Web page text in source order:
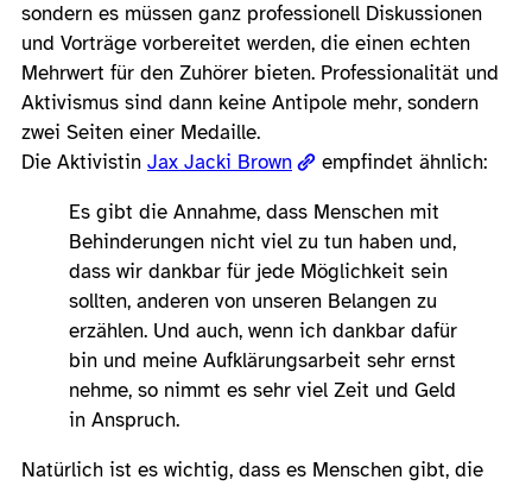
sondern es müssen ganz professionell Diskussionen
und Vorträge vorbereitet werden, die einen echten
Mehrwert für den Zuhörer bieten. Professionalität und
Aktivismus sind dann keine Antipole mehr, sondern
zwei Seiten einer Medaille.
Die Aktivistin Jax Jacki Brown
empfindet ähnlich:
Es gibt die Annahme, dass Menschen mit
Behinderungen nicht viel zu tun haben und,
dass wir dankbar für jede Möglichkeit sein
sollten, anderen von unseren Belangen zu
erzählen. Und auch, wenn ich dankbar dafür
bin und meine Aufklärungsarbeit sehr ernst
nehme, so nimmt es sehr viel Zeit und Geld
in Anspruch.
Natürlich ist es wichtig, dass es Menschen gibt, die